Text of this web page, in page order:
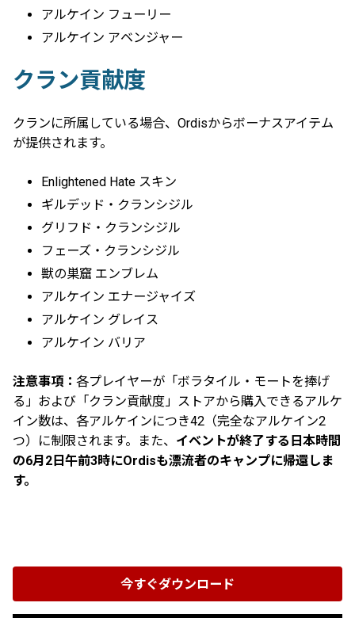
アルケイン フューリー
アルケイン アベンジャー
クラン貢献度
クランに所属している場合、Ordisからボーナスアイテム
が提供されます。
Enlightened Hate スキン
ギルデッド・クランシジル
グリフド・クランシジル
フェーズ・クランシジル
獣の巣窟 エンブレム
アルケイン エナージャイズ
アルケイン グレイス
アルケイン バリア
注意事項： 各プレイヤーが「ボラタイル・モートを捧げ
る」および「クラン貢献度」ストアから購入できるアルケ
イン数は、各アルケインにつき42（完全なアルケイン2
つ）に制限されます。また、 イベントが終了する日本時間
の6月2日午前3時にOrdisも漂流者のキャンプに帰還しま
す。
今すぐダウンロード